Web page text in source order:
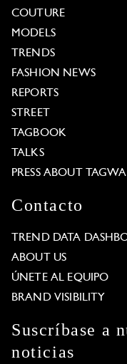
COUTURE
MODELS
TRENDS
FASHION NEWS
REPORTS
STREET
TAGBOOK
TALKS
PRESS ABOUT
Contacto
TREND DATA
ABOUT US
ÚNETE AL EQUIPO
BRAND VISIBILITY
Suscríbase a
noticias